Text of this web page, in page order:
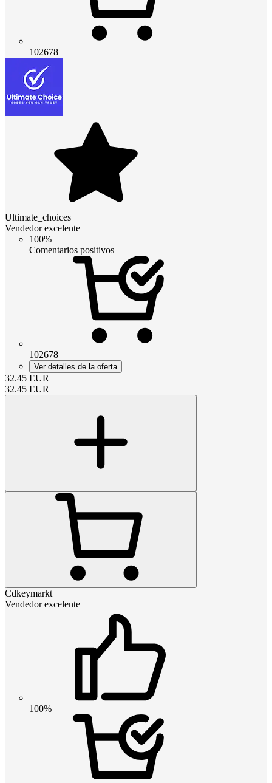
102678
Ultimate_choices
Vendedor excelente
100%
Comentarios positivos
102678
Ver detalles de la oferta
32.45 EUR
32.45 EUR
Cdkeymarkt
Vendedor excelente
100%